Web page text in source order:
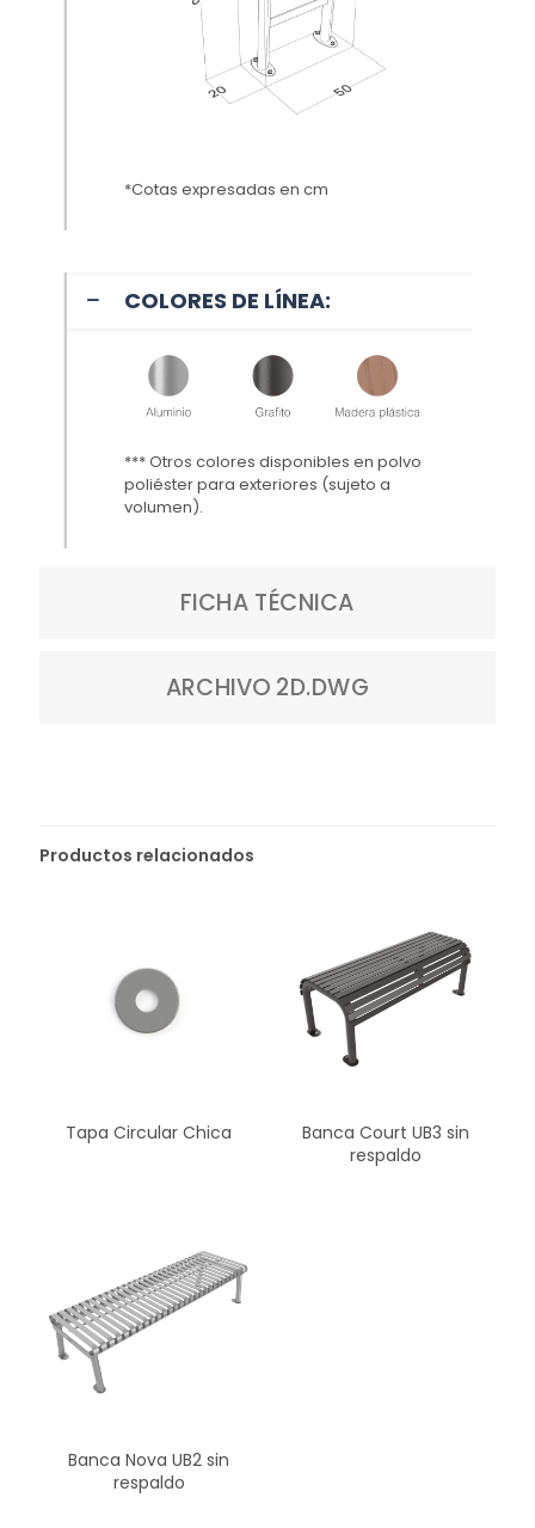
*Cotas expresadas en cm
COLORES DE LÍNEA:
*** Otros colores disponibles en polvo
poliéster para exteriores (sujeto a
volumen).
FICHA TÉCNICA
ARCHIVO 2D.DWG
Productos relacionados
Tapa Circular Chica
Banca Court UB3 sin
respaldo
Banca Nova UB2 sin
respaldo